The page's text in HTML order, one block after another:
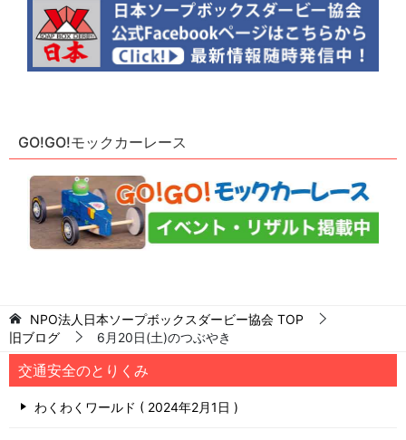
GO!GO!モックカーレース
NPO法人日本ソープボックスダービー協会 TOP
旧ブログ
6月20日(土)のつぶやき
交通安全のとりくみ
わくわくワールド 2024年2月1日